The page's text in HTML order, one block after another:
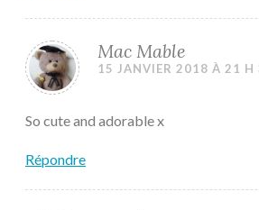
Mac Mable
15 JANVIER 2018 À 21 H
So cute and adorable x
Répondre